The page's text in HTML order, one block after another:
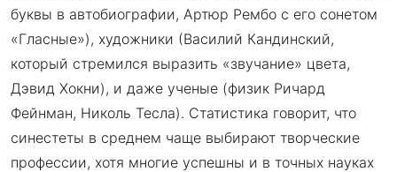
буквы в автобиографии, Артюр Рембо с его сонетом
«Гласные»), художники (Василий Кандинский,
который стремился выразить «звучание» цвета,
Дэвид Хокни), и даже ученые (физик Ричард
Фейнман, Николь Тесла). Статистика говорит, что
синестеты в среднем чаще выбирают творческие
профессии, хотя многие успешны и в точных науках